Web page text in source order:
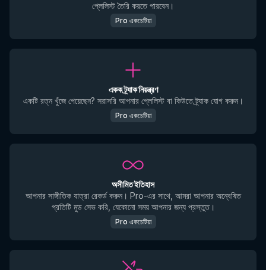
প্লেলিস্ট তৈরি করতে পারবেন।
Pro একচেটিয়া
একক ট্র্যাক নিয়ন্ত্রণ
একটি রত্ন খুঁজে পেয়েছেন? সরাসরি আপনার প্লেলিস্ট বা কিউতে ট্র্যাক যোগ করুন।
Pro একচেটিয়া
অসীমিত ইতিহাস
আপনার সাঙ্গীতিক যাত্রা রেকর্ড করুন। Pro-এর সাথে, আমরা আপনার অন্বেষিত
প্রতিটি মুড সেভ করি, যেকোনো সময় আপনার জন্য প্রস্তুত।
Pro একচেটিয়া